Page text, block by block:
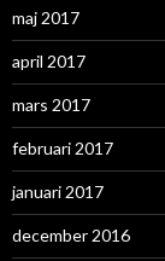
maj 2017
april 2017
mars 2017
februari 2017
januari 2017
december 2016